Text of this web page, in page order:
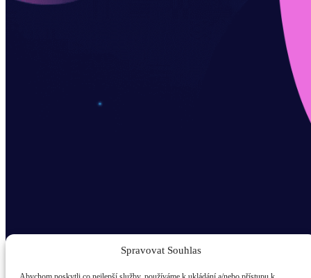
Spravovat Souhlas